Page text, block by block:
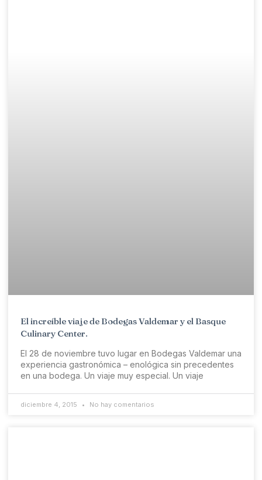
El increíble viaje de Bodegas Valdemar y el Basque
Culinary Center.
El 28 de noviembre tuvo lugar en Bodegas Valdemar una
experiencia gastronómica – enológica sin precedentes
en una bodega. Un viaje muy especial. Un viaje
diciembre 4, 2015 No hay comentarios